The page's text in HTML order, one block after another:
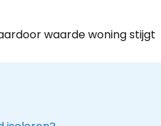
waarde woning stijgt